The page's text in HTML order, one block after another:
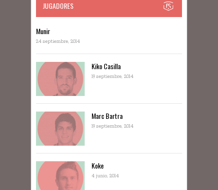
JUGADORES
Munir
24 septiembre, 2014
Kiko Casilla
19 septiembre, 2014
Marc Bartra
19 septiembre, 2014
Koke
4 junio, 2014